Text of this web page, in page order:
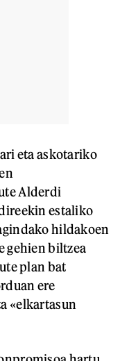
eta askotariko
Alderdi
estaliko
hildakoen
gehien biltzea
plan bat
ere
«elkartasun